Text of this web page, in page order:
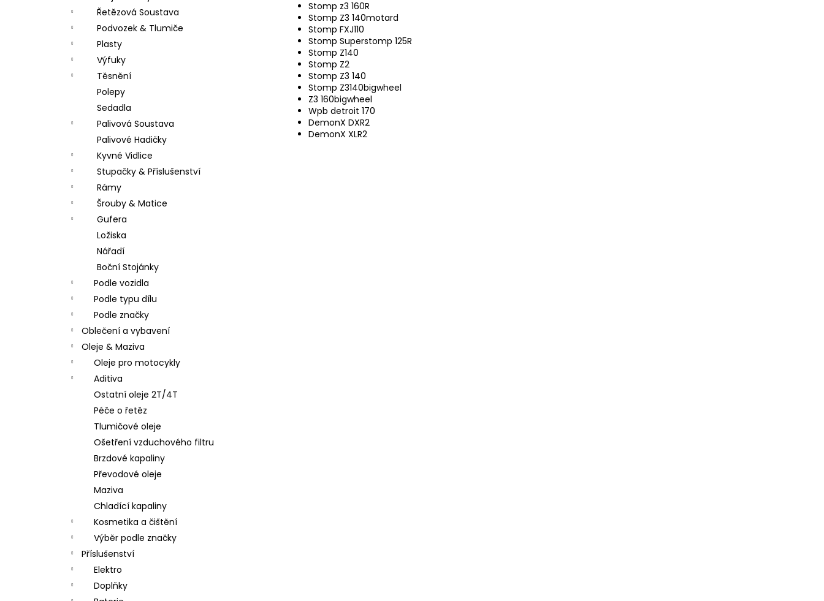
Řetězová Soustava
Podvozek & Tlumiče
Plasty
Výfuky
Těsnění
Polepy
Sedadla
Palivová Soustava
Palivové Hadičky
Kyvné Vidlice
Stupačky & Příslušenství
Rámy
Šrouby & Matice
Gufera
Ložiska
Nářadí
Boční Stojánky
Podle vozidla
Podle typu dílu
Podle značky
Oblečení a vybavení
Oleje & Maziva
Oleje pro motocykly
Aditiva
Ostatní oleje 2T/4T
Péče o řetěz
Tlumičové oleje
Ošetření vzduchového filtru
Brzdové kapaliny
Převodové oleje
Maziva
Chladící kapaliny
Kosmetika a čištění
Výběr podle značky
Příslušenství
Elektro
Doplňky
Stomp z3 160R
Stomp Z3 140motard
Stomp FXJ110
Stomp Superstomp 125R
Stomp Z140
Stomp Z2
Stomp Z3 140
Stomp Z3140bigwheel
Z3 160bigwheel
Wpb detroit 170
DemonX DXR2
DemonX XLR2